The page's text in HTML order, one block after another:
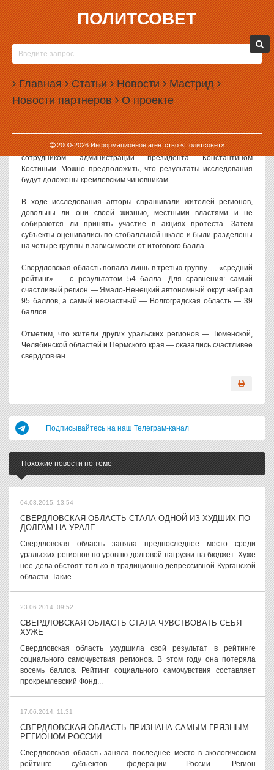
ПОЛИТСОВЕТ
Главная Статьи Новости Мастрид
Новости партнеров О проекте
2000-2026Информационное агентство «Политсовет»
20.08.2013, 17:28
СВЕРДЛОВСКАЯ ОБЛАСТЬ ОКАЗАЛАСЬ
НЕСЧАСТНЫМ РЕГИОНОМ
Свердловская область показала неважный результат в рейтинге
социального самочувствия регионов. Жители области не могут
называть себя счастливыми людьми.
Рейтингсоциального самочувствия составил близкий к Кремлю
Фонд поддержки гражданского общества, возглавляемый бывшим
сотрудником администрации президента Константином
Костиным. Можно предположить, что результаты исследования
будут доложены кремлевским чиновникам.
В ходе исследования авторы спрашивали жителей регионов,
довольны ли они своей жизнью, местными властями и не
собираются ли принять участие в акциях протеста. Затем
субъекты оценивались по стобалльной шкале и были разделены
на четыре группы в зависимости от итогового балла.
Свердловская область попала лишь в третью группу — «средний
рейтинг» — с результатом 54 балла. Для сравнения: самый
счастливый регион — Ямало-Ненецкий автономный округ набрал
95 баллов, а самый несчастный — Волгоградская область — 39
баллов.
Отметим, что жители других уральских регионов — Тюменской,
Челябинской областей и Пермского края — оказались счастливее
свердловчан.
Подписывайтесь на наш Телеграм-канал
Похожие новости по теме
04.03.2015, 13:54
СВЕРДЛОВСКАЯ ОБЛАСТЬ СТАЛА ОДНОЙ ИЗ ХУДШИХ ПО
ДОЛГАМ НА УРАЛЕ
Свердловская область заняла предпоследнее место среди
уральских регионов по уровню долговой нагрузки на бюджет. Хуже
нее дела обстоят только в традиционно депрессивной Курганской
области. Такие...
23.06.2014, 09:52
СВЕРДЛОВСКАЯ ОБЛАСТЬ СТАЛА ЧУВСТВОВАТЬ СЕБЯ
ХУЖЕ
Свердловская область ухудшила свой результат в рейтинге
социального самочувствия регионов. В этом году она потеряла
восемь баллов. Рейтинг социального самочувствия составляет
прокремлевский Фонд...
17.06.2014, 11:31
СВЕРДЛОВСКАЯ ОБЛАСТЬ ПРИЗНАНА САМЫМ ГРЯЗНЫМ
РЕГИОНОМ РОССИИ
Свердловская область заняла последнее место в экологическом
рейтинге субъектов федерации России. Регион